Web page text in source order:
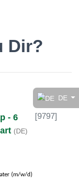
DE
Dir
Dir?
- 6
(DE)
[9797]
(m/w/d)